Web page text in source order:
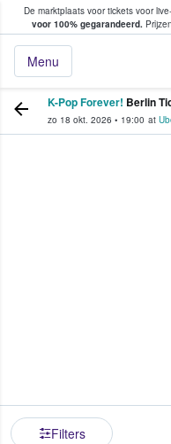
De marktplaats voor tickets voor
voor 100% gegarandeerd.
Menu
tickets kopen
K-Pop Forever! Berlin
zo 18 okt. 2026 • 19:00 at
Filters